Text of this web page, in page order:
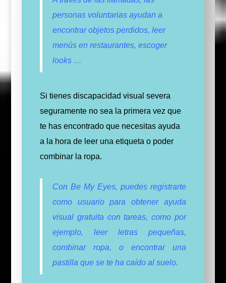
personas voluntarias ayudan a
encontrar objetos perdidos, leer
menús en restaurantes, escoger
looks …
Si tienes discapacidad visual severa
seguramente no sea la primera vez que
te has encontrado que necesitas ayuda
a la hora de leer una etiqueta o poder
combinar la ropa.
Con Be My Eyes, puedes registrarte
como usuario para obtener ayuda
visual gratuita con tareas, como por
ejemplo, leer letras pequeñas,
combinar ropa, o encontrar una
pastilla que se te ha caído al suelo.